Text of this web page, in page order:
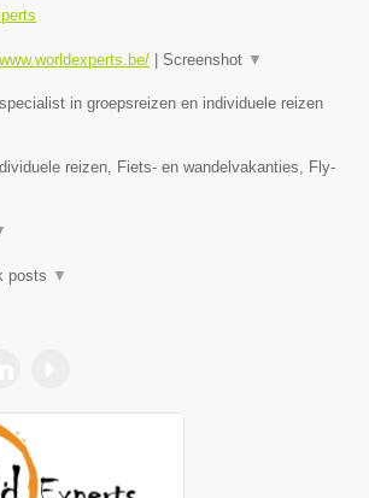
Screenshot ▼
in groepsreizen en individuele reizen
reizen, Fiets- en wandelvakanties, Fly-
posts ▼